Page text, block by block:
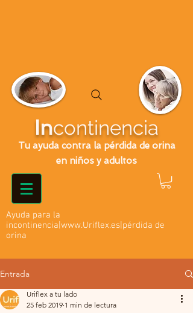
Incontinencia
Tu ayuda contra la pérdida de orina
en niños y adultos
Ayuda para la
incontinencia| www.Uriflex.es |pérdida de
orina
Entrada
Uriflex a tu lado
25 feb 2019 1 min de lectura